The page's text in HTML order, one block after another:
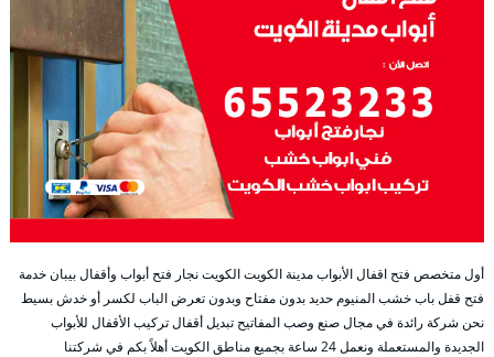
أول متخصص فتح اقفال الأبواب مدينة الكويت الكويت نجار فتح أبواب وأقفال بيبان خدمة
فتح قفل باب خشب المنيوم حديد بدون مفتاح وبدون تعرض الباب لكسر أو خدش بسيط
نحن شركة رائدة في مجال صنع وصب المفاتيح تبديل أقفال تركيب الأقفال للأبواب
الجديدة والمستعملة ونعمل 24 ساعة بجميع مناطق الكويت أهلاً بكم في شركتنا